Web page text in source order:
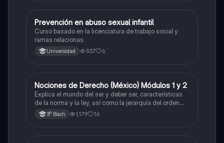
Ética y valores
Prevención en abuso sexual infantil
Curso basado en la licenciatura de trabajo social y
ramas relacionas
Universidad 337 6
Ética y valores
Nociones de Derecho (México) Módulos 1 y 2
Explica el mundo del ser y deber ser, características
de la norma y la ley, así como la jerarquía del orden
jurídico mexicano. El concepto de derecho y su
clasificación, las fuentes del derecho y los factores de
3º Bach 1,179 16